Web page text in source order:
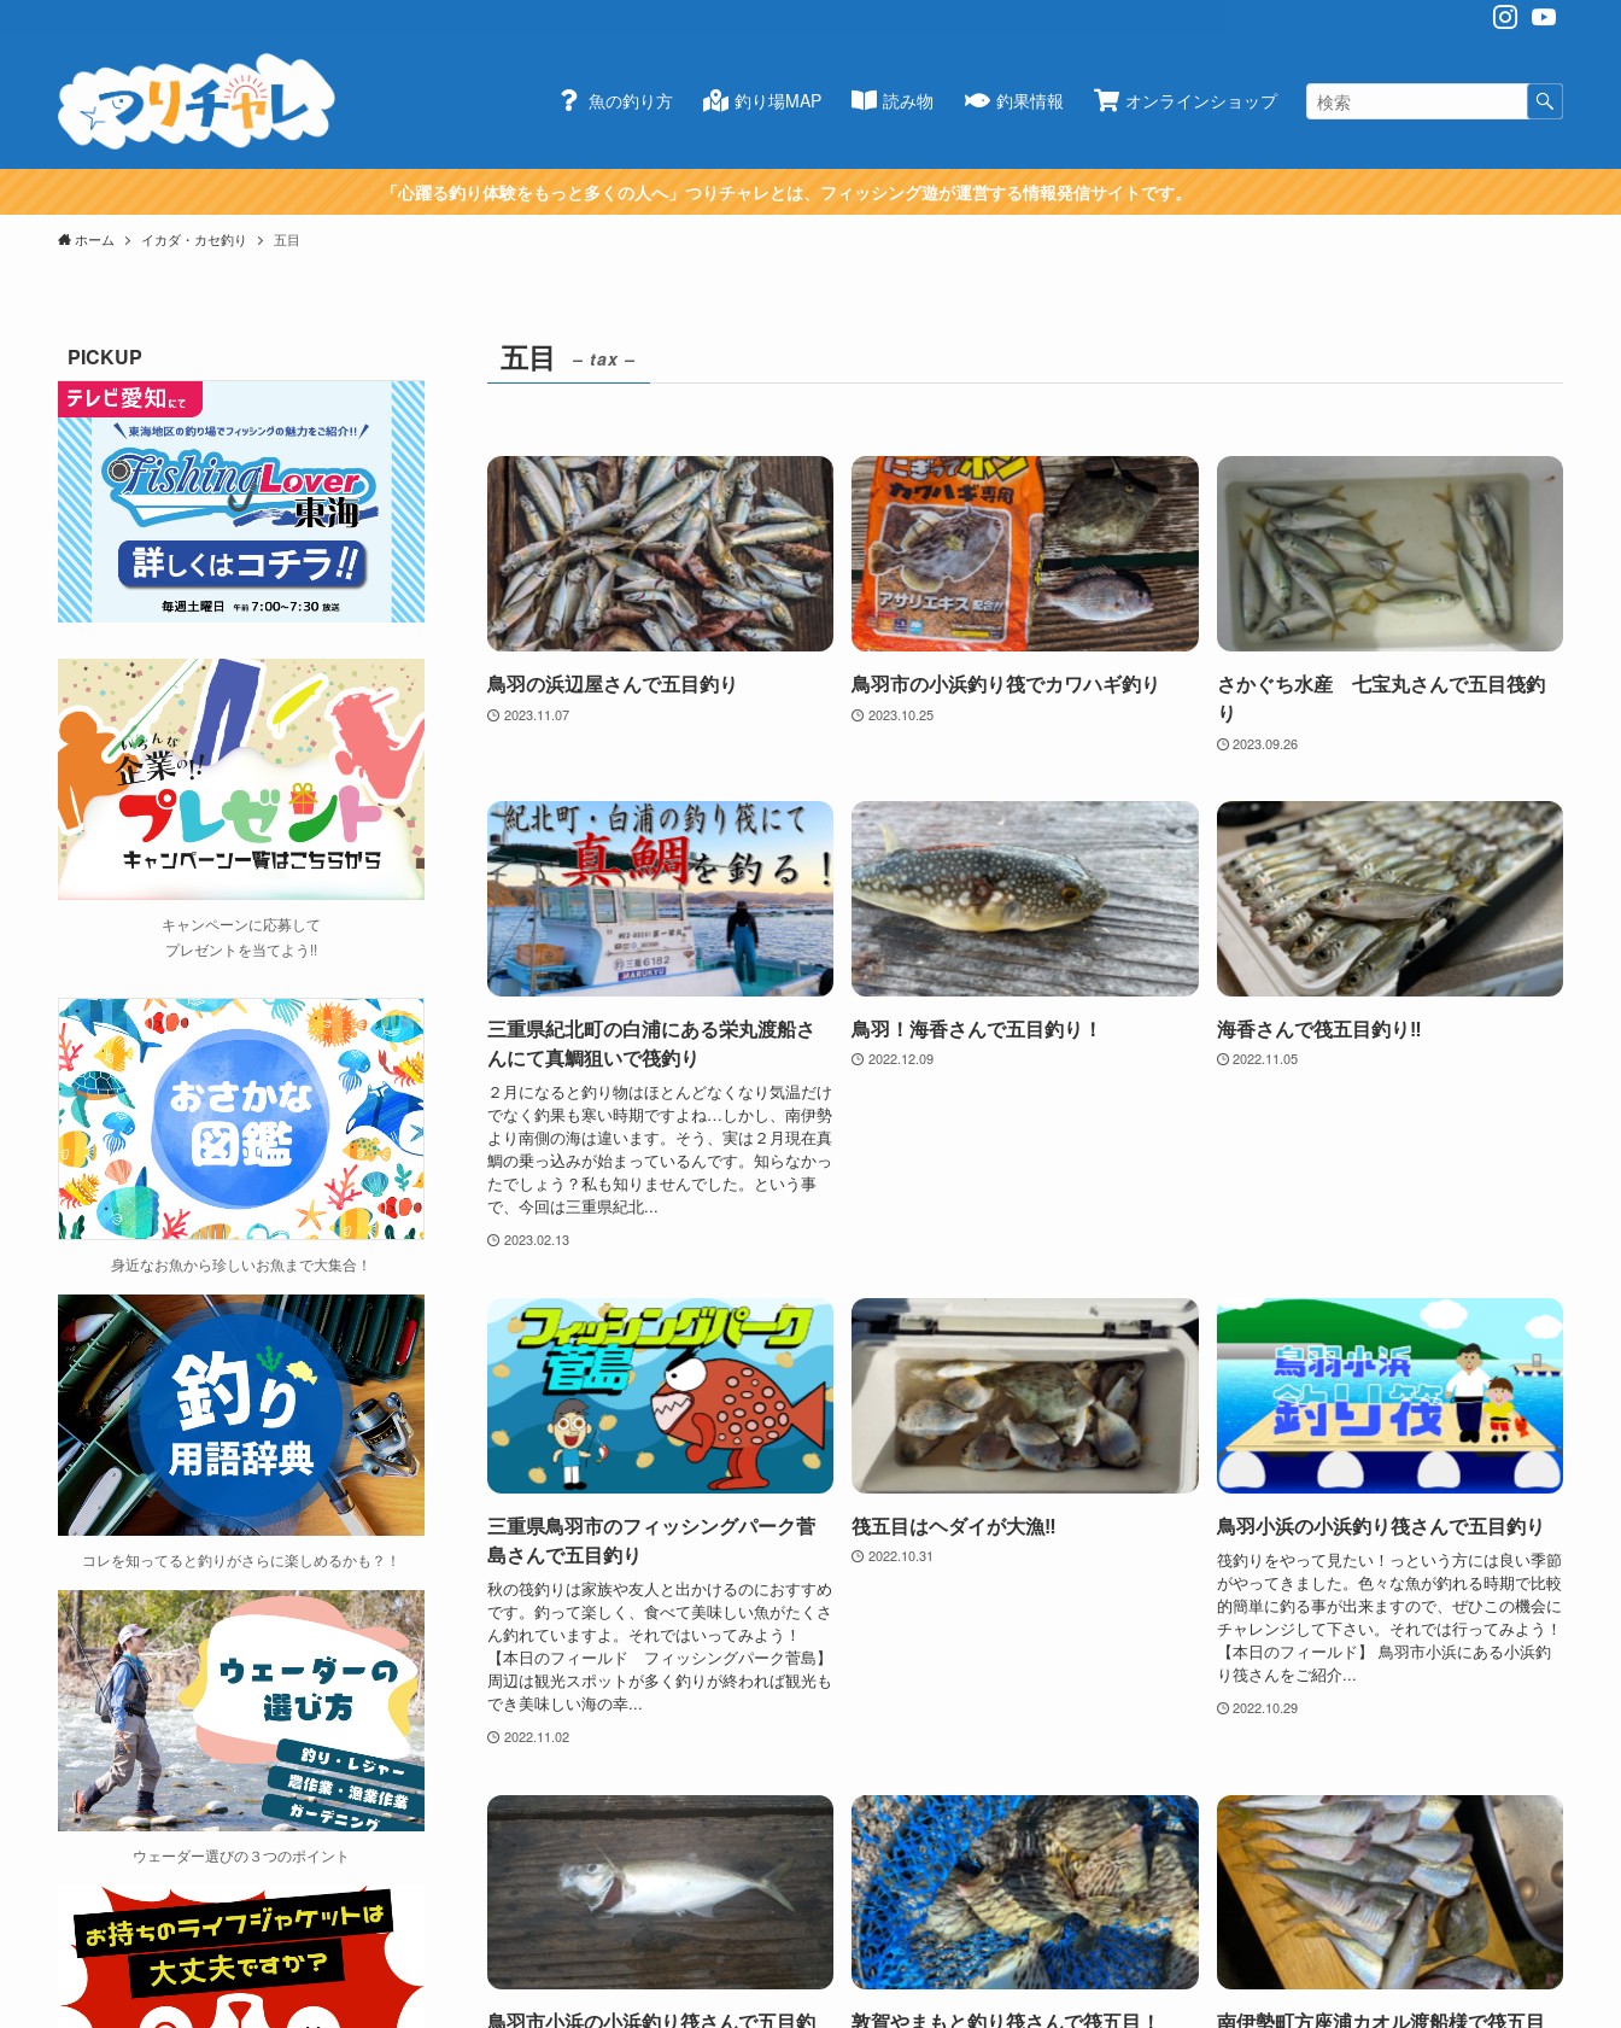
魚の釣り方 釣り場MAP 読み物 釣果情報 オンラインショップ
「心躍る釣り体験をもっと多くの人へ」つりチャレとは、フィッシング遊が運営する情報発信サイトです。
ホーム イカダ・カセ釣り 五目
五目 – tax –
鳥羽の浜辺屋さんで五目釣り
2023.11.07
鳥羽市の小浜釣り筏でカワハギ釣り
2023.10.25
さかぐち水産 七宝丸さんで五目筏釣
り
2023.09.26
三重県紀北町の白浦にある栄丸渡船さ
んにて真鯛狙いで筏釣り
２月になると釣り物はほとんどなくなり気温だけ
でなく釣果も寒い時期ですよね…しかし、南伊勢
より南側の海は違います。そう、実は２月現在真
鯛の乗っ込みが始まっているんです。知らなかっ
たでしょう？私も知りませんでした。という事
で、今回は三重県紀北...
2023.02.13
鳥羽！海香さんで五目釣り！
2022.12.09
海香さんで筏五目釣り‼︎
2022.11.05
三重県鳥羽市のフィッシングパーク菅
島さんで五目釣り
秋の筏釣りは家族や友人と出かけるのにおすすめ
です。釣って楽しく、食べて美味しい魚がたくさ
ん釣れていますよ。それではいってみよう！
【本日のフィールド フィッシングパーク菅島】
周辺は観光スポットが多く釣りが終われば観光も
でき美味しい海の幸...
2022.11.02
筏五目はヘダイが大漁‼️
2022.10.31
鳥羽小浜の小浜釣り筏さんで五目釣り
筏釣りをやって見たい！っという方には良い季節
がやってきました。色々な魚が釣れる時期で比較
的簡単に釣る事が出来ますので、ぜひこの機会に
チャレンジして下さい。それでは行ってみよう！
【本日のフィールド】 鳥羽市小浜にある小浜釣
り筏さんをご紹介...
2022.10.29
鳥羽市小浜の小浜釣り筏さんで五目釣
敦賀やまもと釣り筏さんで筏五目！
南伊勢町方座浦カオル渡船様で筏五目
PICKUP
キャンペーンに応募して
プレゼントを当てよう!!
身近なお魚から珍しいお魚まで大集合！
コレを知ってると釣りがさらに楽しめるかも？！
ウェーダー選びの３つのポイント